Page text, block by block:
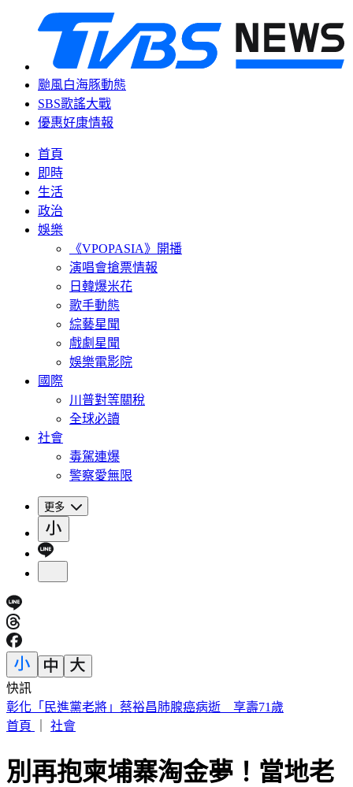
颱風白海豚動態
SBS歌謠大戰
優惠好康情報
首頁
即時
生活
政治
娛樂
《VPOPASIA》開播
演唱會搶票情報
日韓爆米花
歌手動態
綜藝星聞
戲劇星聞
娛樂電影院
國際
川普對等關稅
全球必讀
社會
毒駕連爆
警察愛無限
更多
快訊
獨家／三重忠孝碼頭火燒船！舢舨船陷火海險波及遊艇
首頁
社會
別再抱柬埔寨淘金夢！當地老